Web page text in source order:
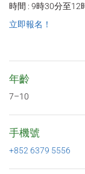
時間 : 9時30分至12
立即報名！
年齡
7–10
手機號
+852 6379 5556